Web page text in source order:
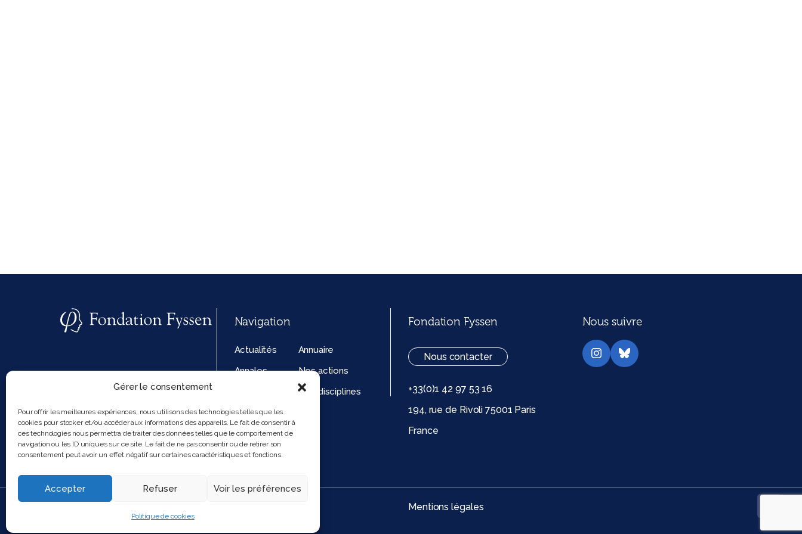
Gérer le consentement
Pour offrir les meilleures expériences, nous utilisons des technologies telles que les
cookies pour stocker et/ou accéder aux informations des appareils. Le fait de consentir à
ces technologies nous permettra de traiter des données telles que le comportement de
navigation ou les ID uniques sur ce site. Le fait de ne pas consentir ou de retirer son
consentement peut avoir un effet négatif sur certaines caractéristiques et fonctions.
Accepter Refuser Voir les préférences
Politique de cookies
Navigation
Actualités
Annuaire
Annales
Nos actions
Nos disciplines
Politique de
cookies (UE)
Fondation Fyssen
Nous contacter
+33(0)1 42 97 53 16
194, rue de Rivoli 75001 Paris
France
Nous suivre
Instagram
Bluesky
Mentions légales